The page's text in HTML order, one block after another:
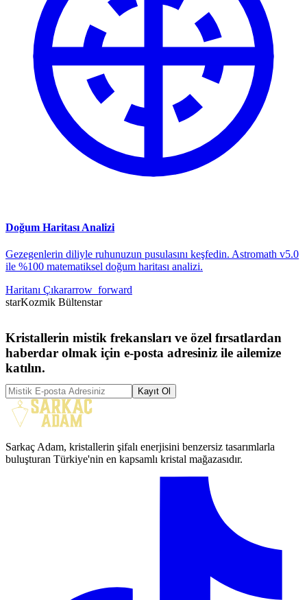
Doğum Haritası Analizi
Gezegenlerin diliyle ruhunuzun pusulasını keşfedin. Astromath v5.0
ile %100 matematiksel doğum haritası analizi.
Haritanı Çıkararrow_forward
starKozmik Bültenstar
Kristallerin mistik frekansları ve özel fırsatlardan
haberdar olmak için e-posta adresiniz ile ailemize
katılın.
Kayıt Ol
Sarkaç Adam, kristallerin şifalı enerjisini benzersiz tasarımlarla
buluşturan Türkiye'nin en kapsamlı kristal mağazasıdır.